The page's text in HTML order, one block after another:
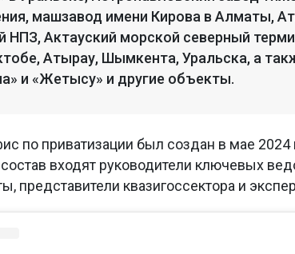
машзавод имени Кирова в Алматы,
НПЗ, Актауский морской северный
Атырау, Шымкента, Уральска, а
и «Жетысу» и другие объекты.
по приватизации был создан в мае 2024
состав входят руководители ключевых
представители квазигоссектора и